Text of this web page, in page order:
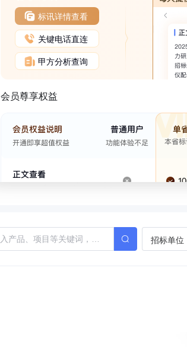
标讯详情查看
关键电话直连
甲方分析查询
会员尊享权益
招标单位